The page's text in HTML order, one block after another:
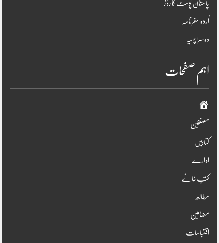
پاکستان پوسٹ کارڈز
اُردو سفرنامہ
دوسرا پہیہ
اہم صفحات
صفحہ
اوّل
مصنفین
کتابیں
ادارے
کتب خانے
مطالعہ
مضامین
اقتباسات